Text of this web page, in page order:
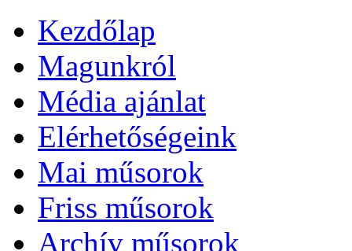
Kezdőlap
Magunkról
Média ajánlat
Elérhetőségeink
Mai műsorok
Friss műsorok
Archív műsorok